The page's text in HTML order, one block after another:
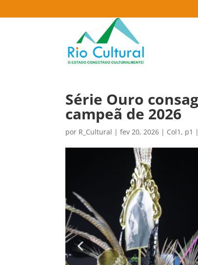
Série Ouro
campeã de 2026
por R_Cultural |fev 20, 2026 | Col1 , p1